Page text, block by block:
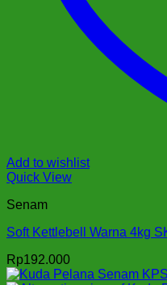
Add to wishlist
Quick View
Senam
Soft Kettlebell Warna 4kg
Rp192.000